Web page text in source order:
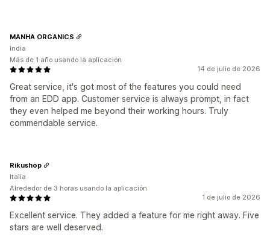
14 de julio de 2026
Great service, it's got most of the features you could need
from an EDD app. Customer service is always prompt, in fact
they even helped me beyond their working hours. Truly
commendable service.
MANHA ORGANICS
India
Más de 1 año usando la aplicación
1 de julio de 2026
Excellent service. They added a feature for me right away. Five
stars are well deserved.
Rikushop
Italia
Alrededor de 3 horas usando la aplicación